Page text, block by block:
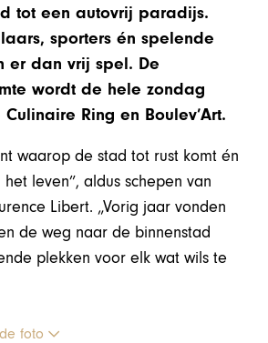
tot een autovrij paradijs.
sporters én spelende
er dan vrij spel. De
wordt de hele zondag
Ring en Boulev’Art.
waarop de stad tot rust komt én
leven”, aldus schepen van
Libert. „Vorig jaar vonden
de weg naar de binnenstad
plekken voor elk wat wils te
de foto